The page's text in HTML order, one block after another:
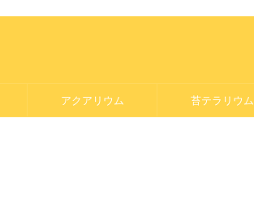
アクアリウム 苔テラリウム